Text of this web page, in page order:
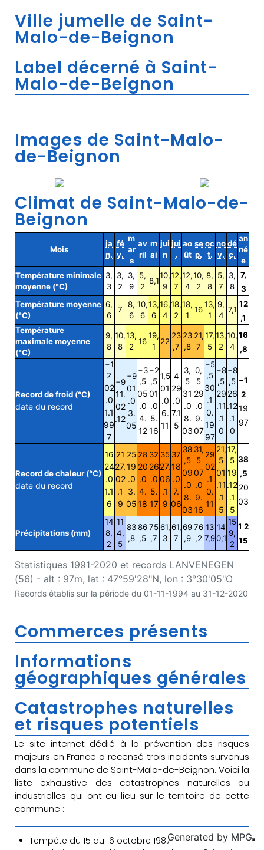
Ville jumelle de Saint-
Malo-de-Beignon
Label décerné à Saint-
Malo-de-Beignon
Images de Saint-Malo-
de-Beignon
Climat de Saint-Malo-de-
Beignon
Statistiques 1991-2020 et records LANVENEGEN
(56) - alt : 97m, lat : 47°59'28"N, lon : 3°30'05"O
Records établis sur la période du 01-11-1994 au 31-12-2020
Mois
ja
n.
fé
v.
m
ar
s
av
ril
m
ai
jui
n
jui
.
ao
ût
se
p.
oc
t.
no
v.
dé
c.
an
né
e
Température minimale
moyenne (°C)
3,
3
3,
2
3,
9
5,
2
8,1
10,
9
12,
7
12,
4
10,
2
8,
8
5,
7
3,
8
7,
3
Température moyenne
(°C)
6,
6
7
8,
6
10,
6
13,
6
16,
4
18,
2
18,
1
16
13,
1
9,
4
7,1
12
,1
Température
maximale moyenne
(°C)
9,
8
10,
8
13,
2
16
19,
1
22
23
,7
23
,8
21,
7
17,
5
13,
2
10,
4
16
,8
Record de froid (°C)
date du record
−1
2
02
.0
1.1
99
7
−9
11.
02
.12
−9
01
.0
3.
05
−3
,5
05
.0
4.
12
−2
,5
01
.0
5.
16
1,5
01
.0
6.
11
4
29
.0
7.1
5
3,
5
31
.0
8.
03
0,
5
29
.0
9.
07
−5
,5
30
.1
0.
19
97
−8
,5
29
.11
.1
0
−8
,5
26
.12
.1
0
−1
2
19
97
Record de chaleur (°C)
date du record
16
24
.0
1.1
6
21
27.
02
.1
9
25
19
.0
3.
05
28
20
.0
4.
18
32
26
.0
5.
17
35
27.
06
.1
9
37
18
.0
7.
06
38
,5
09
.0
8.
03
31,
5
07
.0
9.
16
29
02
.1
0.
11
21,
5
01
.11
.1
5
17,
5
19
.12
.1
5
38
,5
20
03
Précipitations (mm)
14
8,
2
11
4,
5
83
,8
86
,5
75
,7
61,
3
61,
7
69
,9
76
,2
13
7,9
14
0,1
15
9,
2
1 2
15
Commerces présents
Informations
géographiques générales
Catastrophes naturelles
et risques potentiels
Le site internet dédié à la prévention des risques
majeurs en France a recensé trois incidents survenus
dans la commune de Saint-Malo-de-Beignon. Voici la
liste exhaustive des catastrophes naturelles ou
industrielles qui ont eu lieu sur le territoire de cette
commune :
Tempête du 15 au 16 octobre 1987Generated by MPG